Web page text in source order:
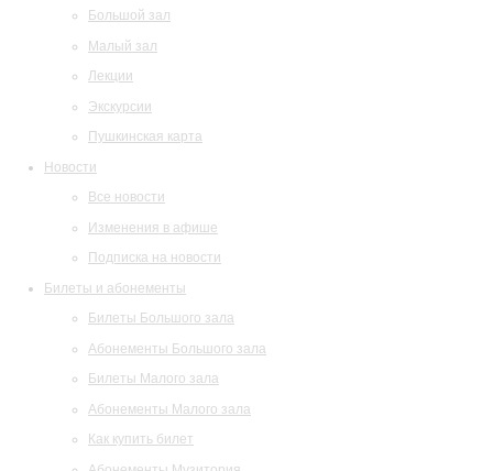
Большой зал
Малый зал
Лекции
Экскурсии
Пушкинская карта
Новости
Все новости
Изменения в афише
Подписка на новости
Билеты и абонементы
Билеты Большого зала
Абонементы Большого зала
Билеты Малого зала
Абонементы Малого зала
Как купить билет